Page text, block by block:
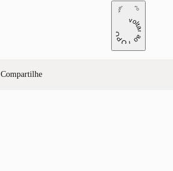
voltar ao TOPO
voltar ao TOPO
Compartilhe